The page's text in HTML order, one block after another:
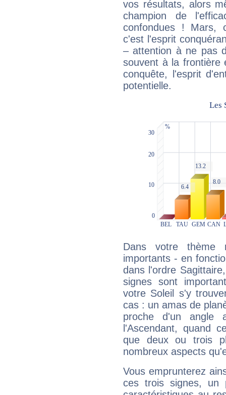
vos résultats, alors
champion de
confondues ! Mars,
c'est l'esprit
– attention à ne pas
souvent à la frontière
conquête, l'esprit
potentielle.
Dans votre thème
importants - en
dans l'ordre
signes sont
votre Soleil s'y
cas : un amas de
proche d'un
l'Ascendant, quand
que deux ou trois
nombreux aspects
Vous emprunterez
ces trois signes, un